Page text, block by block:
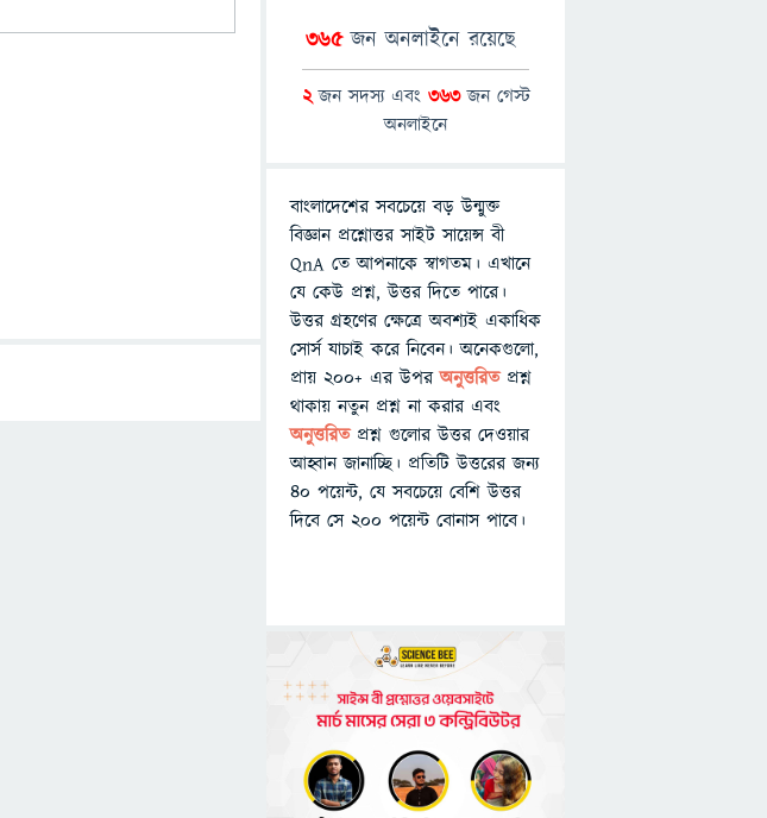
365জন অনলাইনে রয়েছে
2জন সদস্য এবং 363জন গেস্ট
অনলাইনে
বাংলাদেশের সবচেয়ে বড় উন্মুক্ত
বিজ্ঞান প্রশ্নোত্তর সাইট সায়েন্স বী
QnA তে আপনাকে স্বাগতম। এখানে
যে কেউ প্রশ্ন, উত্তর দিতে পারে।
উত্তর গ্রহণের ক্ষেত্রে অবশ্যই একাধিক
সোর্স যাচাই করে নিবেন। অনেকগুলো,
প্রায় ২০০+ এর উপরঅনুত্তরিতপ্রশ্ন
থাকায় নতুন প্রশ্ন না করার এবং
অনুত্তরিত প্রশ্ন গুলোর উত্তর দেওয়ার
আহ্বান জানাচ্ছি। প্রতিটি উত্তরের জন্য
৪০ পয়েন্ট, যে সবচেয়ে বেশি উত্তর
দিবে সে ২০০ পয়েন্ট বোনাস পাবে।